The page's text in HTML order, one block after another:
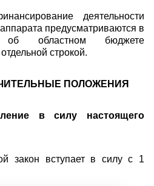
деятельности
предусматриваются в
об областном бюджете
строкой.
ПОЛОЖЕНИЯ
в силу настоящего
закон вступает в силу с 1